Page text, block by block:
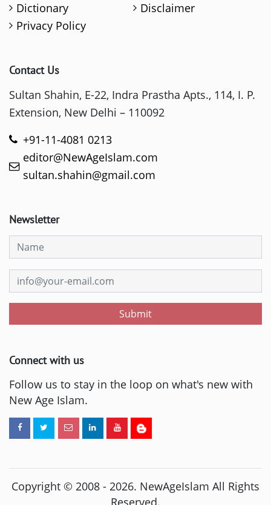
Dictionary
Disclaimer
Privacy Policy
Contact Us
Sultan Shahin, E-22, Indra Prastha Apts., 114, I. P.
Extension, New Delhi – 110092
+91-11-4081 0213
editor@NewAgeIslam.com
sultan.shahin@gmail.com
Newsletter
Submit
Connect with us
Follow us to stay in the loop on what's new with
New Age Islam.
Copyright © 2008 - 2026. NewAgeIslam All Rights